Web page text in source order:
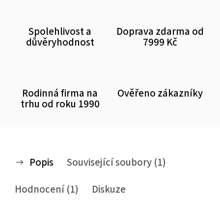
Spolehlivost a
důvěryhodnost
Doprava zdarma od
7999 Kč
Rodinná firma na
trhu od roku 1990
Ověřeno zákazníky
Popis
Související soubory (1)
Hodnocení (1)
Diskuze